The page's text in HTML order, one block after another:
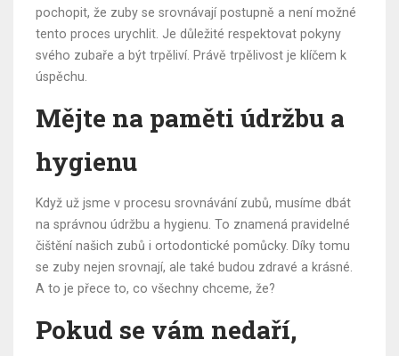
pochopit, že zuby se srovnávají postupně a není možné
tento proces urychlit. Je důležité respektovat pokyny
svého zubaře a být trpěliví. Právě trpělivost je klíčem k
úspěchu.
Mějte na paměti údržbu a
hygienu
Když už jsme v procesu srovnávání zubů, musíme dbát
na správnou údržbu a hygienu. To znamená pravidelné
čištění našich zubů i ortodontické pomůcky. Díky tomu
se zuby nejen srovnají, ale také budou zdravé a krásné.
A to je přece to, co všechny chceme, že?
Pokud se vám nedaří,